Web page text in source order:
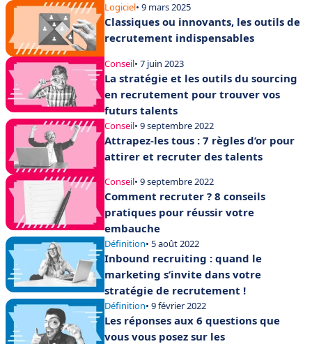
Logiciel• 9 mars 2025
Classiques ou innovants, les outils de
recrutement indispensables
Conseil• 7 juin 2023
La stratégie et les outils du sourcing
en recrutement pour trouver vos
futurs talents
Conseil• 9 septembre 2022
Attrapez-les tous : 7 règles d’or pour
attirer et recruter des talents
Conseil• 9 septembre 2022
Comment recruter ? 8 conseils
pratiques pour réussir votre
embauche
Définition• 5 août 2022
Inbound recruiting : quand le
marketing s’invite dans votre
stratégie de recrutement !
Définition• 9 février 2022
Les réponses aux 6 questions que
vous vous posez sur les